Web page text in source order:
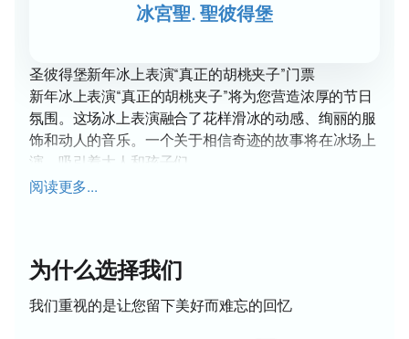
冰宮聖. 聖彼得堡
圣彼得堡新年冰上表演“真正的胡桃夹子”门票
新年冰上表演“真正的胡桃夹子”将为您营造浓厚的节日
氛围。这场冰上表演融合了花样滑冰的动感、绚丽的服
饰和动人的音乐。一个关于相信奇迹的故事将在冰场上
演，吸引着大人和孩子们。
列托克大街1号A栋。该冰宫可容纳12300名观众，并设
有大型舞台，适合举办比赛、音乐会和冰上表演。
阅读更多...
为什么选择我们
我们重视的是让您留下美好而难忘的回忆